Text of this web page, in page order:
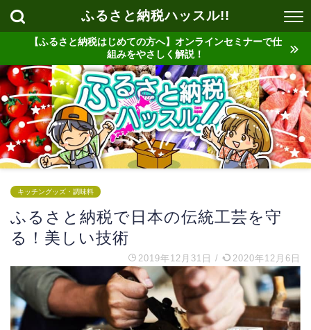
ふるさと納税ハッスル!!
【ふるさと納税はじめての方へ】オンラインセミナーで仕
組みをやさしく解説！
キッチングッズ・調味料
ふるさと納税で日本の伝統工芸を守
る！美しい技術
2019年12月31日 / 2020年12月6日